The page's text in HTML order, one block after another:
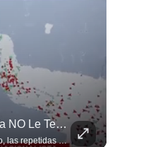
¿Por Qué Irán Ya NO Le Teme A Donald Trump? | #radar24